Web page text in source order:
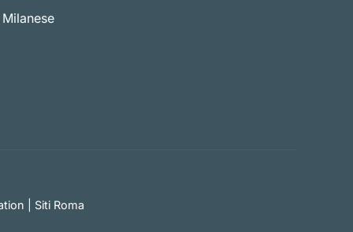
Siti Roma